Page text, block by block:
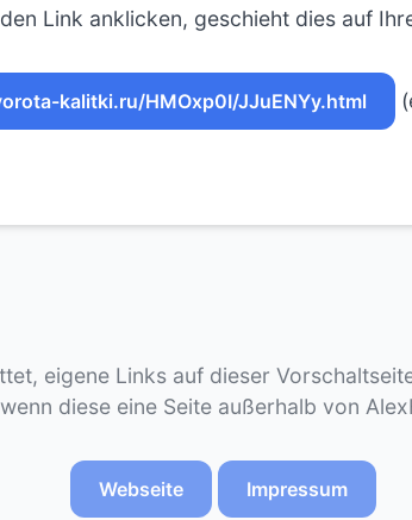
Link anklicken, geschieht dies auf
kalitki.ru/HMOxp0I/JJuENYy.html
eigene Links auf dieser
diese eine Seite außerhalb von
Webseite Impressum